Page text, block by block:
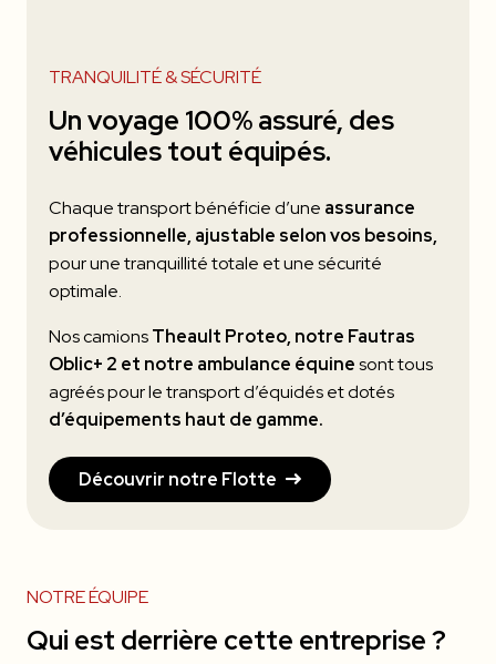
TRANQUILITÉ & SÉCURITÉ
Un voyage 100% assuré, des
véhicules tout équipés.
Chaque transport bénéficie d’une assurance
professionnelle, ajustable selon vos besoins,
pour une tranquillité totale et une sécurité
optimale.
Nos camionsTheault Proteo, notre Fautras
Oblic+ 2 et notre ambulance équinesont tous
agréés pour le transport d’équidés et dotés
d’équipements haut de gamme.
Découvrir notre Flotte
NOTRE ÉQUIPE
Qui est derrière cette entreprise ?